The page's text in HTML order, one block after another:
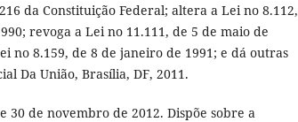
da Constituição Federal; altera a Lei no 8.112,
revoga a Lei no 11.111, de 5 de maio de
no 8.159, de 8 de janeiro de 1991; e dá outras
Da União, Brasília, DF, 2011.
30 de novembro de 2012. Dispõe sobre a